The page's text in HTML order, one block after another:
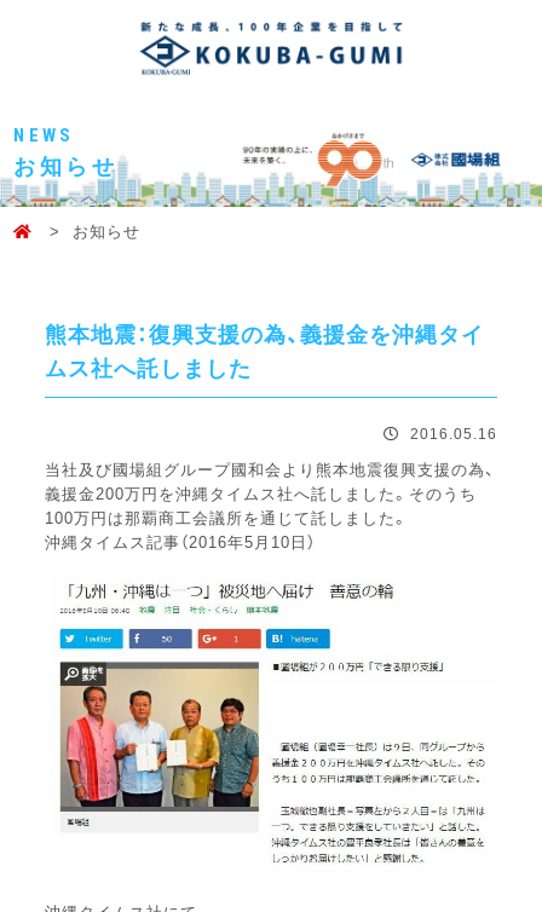
NEWS
お知らせ
お知らせ
熊本地震：復興支援の為、義援金を沖縄タイ
ムス社へ託しました
2016.05.16
当社及び國場組グループ國和会より熊本地震復興支援の為、
義援金200万円を沖縄タイムス社へ託しました。そのうち
100万円は那覇商工会議所を通じて託しました。
沖縄タイムス記事（2016年5月10日）